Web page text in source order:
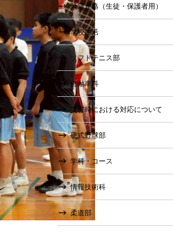
緊急連絡（生徒・保護者用）
学校生活
ソフトテニス部
自動車科
災害時における対応について
硬式野球部
学科・コース
情報技術科
柔道部